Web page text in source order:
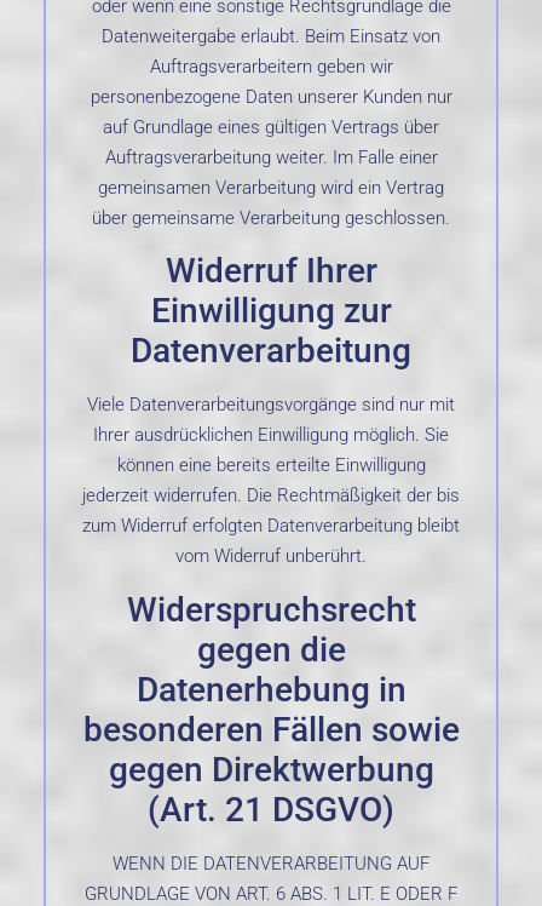
oder wenn eine sonstige Rechtsgrundlage die
Datenweitergabe erlaubt. Beim Einsatz von
Auftragsverarbeitern geben wir
personenbezogene Daten unserer Kunden nur
auf Grundlage eines gültigen Vertrags über
Auftragsverarbeitung weiter. Im Falle einer
gemeinsamen Verarbeitung wird ein Vertrag
über gemeinsame Verarbeitung geschlossen.
Widerruf Ihrer
Einwilligung zur
Datenverarbeitung
Viele Datenverarbeitungsvorgänge sind nur mit
Ihrer ausdrücklichen Einwilligung möglich. Sie
können eine bereits erteilte Einwilligung
jederzeit widerrufen. Die Rechtmäßigkeit der bis
zum Widerruf erfolgten Datenverarbeitung bleibt
vom Widerruf unberührt.
Widerspruchsrecht
gegen die
Datenerhebung in
besonderen Fällen sowie
gegen Direktwerbung
(Art. 21 DSGVO)
WENN DIE DATENVERARBEITUNG AUF
GRUNDLAGE VON ART. 6 ABS. 1 LIT. E ODER F